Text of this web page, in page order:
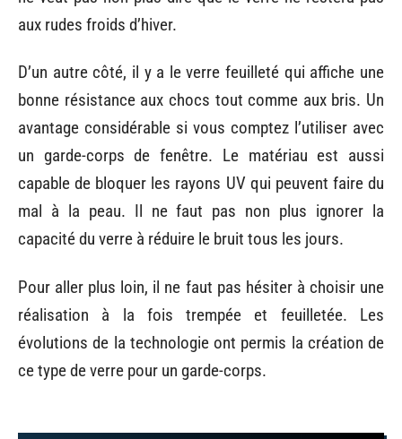
aux rudes froids d’hiver.
D’un autre côté, il y a le verre feuilleté qui affiche une
bonne résistance aux chocs tout comme aux bris. Un
avantage considérable si vous comptez l’utiliser avec
un garde-corps de fenêtre. Le matériau est aussi
capable de bloquer les rayons UV qui peuvent faire du
mal à la peau. Il ne faut pas non plus ignorer la
capacité du verre à réduire le bruit tous les jours.
Pour aller plus loin, il ne faut pas hésiter à choisir une
réalisation à la fois trempée et feuilletée. Les
évolutions de la technologie ont permis la création de
ce type de verre pour un garde-corps.